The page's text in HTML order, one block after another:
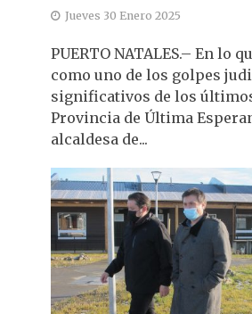
Jueves 30 Enero 2025
PUERTO NATALES.– En lo
como uno de los golpes
significativos de los
Provincia de Última
alcaldesa de...